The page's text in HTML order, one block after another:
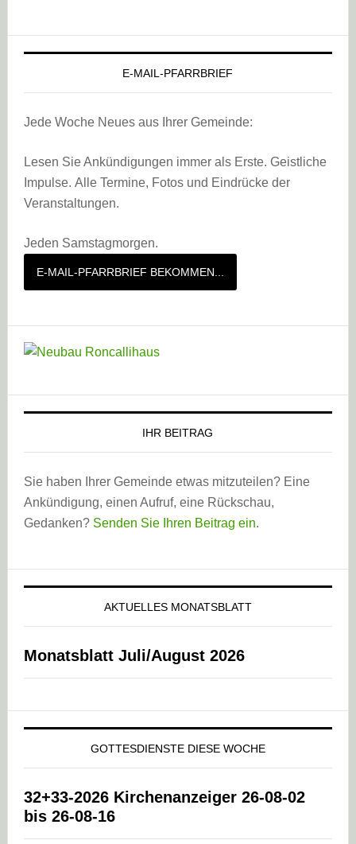
E-MAIL-PFARRBRIEF
Jede Woche Neues aus Ihrer Gemeinde:
Lesen Sie Ankündigungen immer als Erste. Geistliche
Impulse. Alle Termine, Fotos und Eindrücke der
Veranstaltungen.
Jeden Samstagmorgen.
E-MAIL-PFARRBRIEF BEKOMMEN...
IHR BEITRAG
Sie haben Ihrer Gemeinde etwas mitzuteilen? Eine
Ankündigung, einen Aufruf, eine Rückschau,
Gedanken? Senden Sie Ihren Beitrag ein.
AKTUELLES MONATSBLATT
Monatsblatt Juli/August 2026
GOTTESDIENSTE DIESE WOCHE
32+33-2026 Kirchenanzeiger 26-08-02
bis 26-08-16